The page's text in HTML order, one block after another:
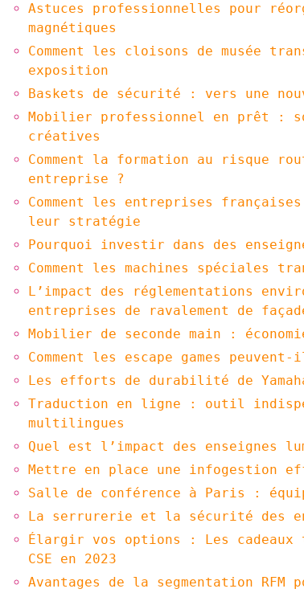
Astuces professionnelles pour
magnétiques
Comment les cloisons de musée
exposition
Baskets de sécurité : vers une
Mobilier professionnel en prêt :
créatives
Comment la formation au risque
entreprise ?
Comment les entreprises
leur stratégie
Pourquoi investir dans des
Comment les machines spéciales
L’impact des réglementations
entreprises de ravalement de
Mobilier de seconde main :
Comment les escape games
Les efforts de durabilité de
Traduction en ligne : outil
multilingues
Quel est l’impact des enseignes
Mettre en place une infogestion
Salle de conférence à Paris :
La serrurerie et la sécurité des
Élargir vos options : Les cadeaux
CSE en 2023
Avantages de la segmentation